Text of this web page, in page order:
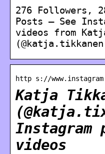
276 Followers,
Posts – See
videos from
http s://
Katja
Instagram
videos